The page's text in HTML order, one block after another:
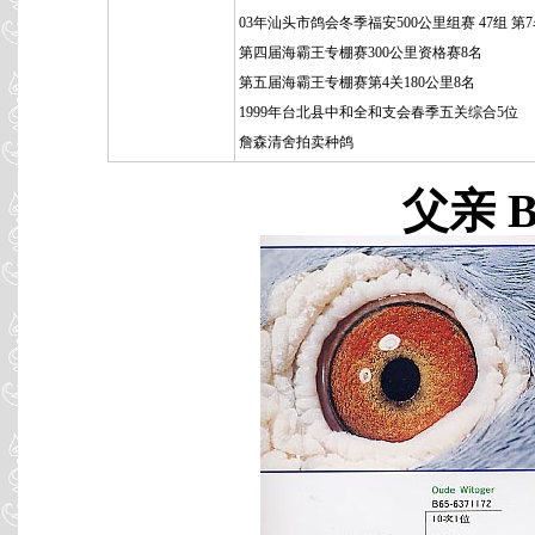
03年汕头市鸽会冬季福安500公里组赛 47组 第
第四届海霸王专棚赛300公里资格赛8名
第五届海霸王专棚赛第4关180公里8名
1999年台北县中和全和支会春季五关综合5位
詹森清舍拍卖种鸽
父亲